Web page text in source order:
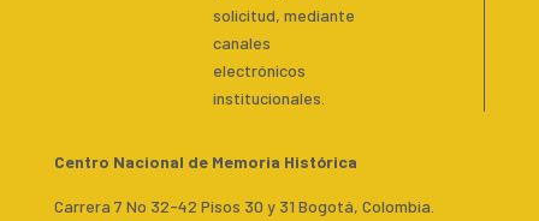
solicitud, mediante
canales
electrónicos
institucionales.
Centro Nacional de Memoria Histórica
Carrera 7 No 32-42 Pisos 30 y 31 Bogotá, Colombia.